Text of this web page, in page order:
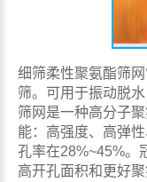
细筛柔性聚氨酯筛
筛。可用于振动脱
筛网是一种高分子
能：高强度、高弹
孔率在28%~45%。
高开孔面积和更好